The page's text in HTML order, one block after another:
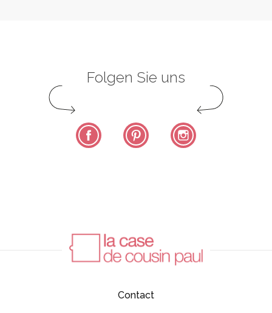
Folgen Sie uns
Facebook Pinterest
Contact